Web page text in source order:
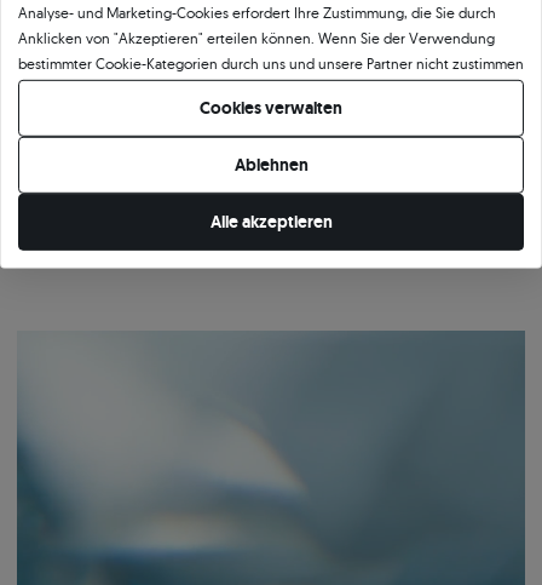
Branchenstandard.
Echte Qualität beginnt mit der Verantwortung für jedes Detail. Für uns endet
der Frieden nicht mit einem Zertifikat. Kontrolle bedeutet bewusste Auswahl
der Diamanten, mehrschichtige Qualitätskontrolle und Verantwortung für
jedes Detail, bevor der Stein in den Ring eingefasst wird.
dann gelangt er in die Hände des Juweliers. Nur die Steine, die unseren
Analyse- und Marketing-Cookies erfordert Ihre Zustimmung, die Sie durch
Anklicken von "Akzeptieren" erteilen können. Wenn Sie der Verwendung
bestimmter Cookie-Kategorien durch uns und unsere Partner nicht zustimmen
möchten, klicken Sie auf "Lassen Sie mich wählen" und bestimmen Sie Ihre
Präferenzen. Sie können Ihre Zustimmung jederzeit widerrufen, indem Sie
Ihre Cookie-Einstellungen ändern.
Cookies verwalten
Ablehnen
Alle akzeptieren